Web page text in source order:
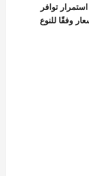
استمرار توافر
وفقًا للنوع